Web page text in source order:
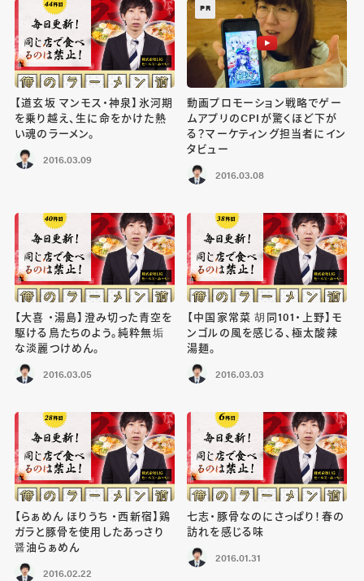
【道玄坂 マンモス・神泉】氷河期
を乗り越え、生に命をかけた熱
い魂のラーメン。
2016.03.09
PR
動画プロモーション戦略でゲー
ムアプリのCPIが驚くほど下が
る？マーケティング担当者にイン
タビュー
2016.03.08
【大喜 ・湯島】澄み切った青空を
駆ける鳥たちのよう。純粋無垢
な淡麗つけめん。
2016.03.05
【中国家常菜 胡同101・上野】モ
ンゴルの風を感じる、極太酸辣
湯麺。
2016.03.03
【らぁめん ほりうち ・西新宿】鶏
ガラと豚骨を使用したあっさり
醤油らぁめん
2016.02.22
七志・豚骨なのにさっぱり！春の
訪れを感じる味
2016.01.31